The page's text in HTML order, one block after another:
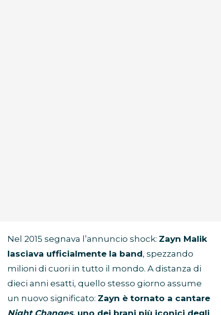
Nel 2015 segnava l’annuncio shock: Zayn Malik
lasciava ufficialmente la band, spezzando
milioni di cuori in tutto il mondo. A distanza di
dieci anni esatti, quello stesso giorno assume
un nuovo significato: Zayn è tornato a cantare